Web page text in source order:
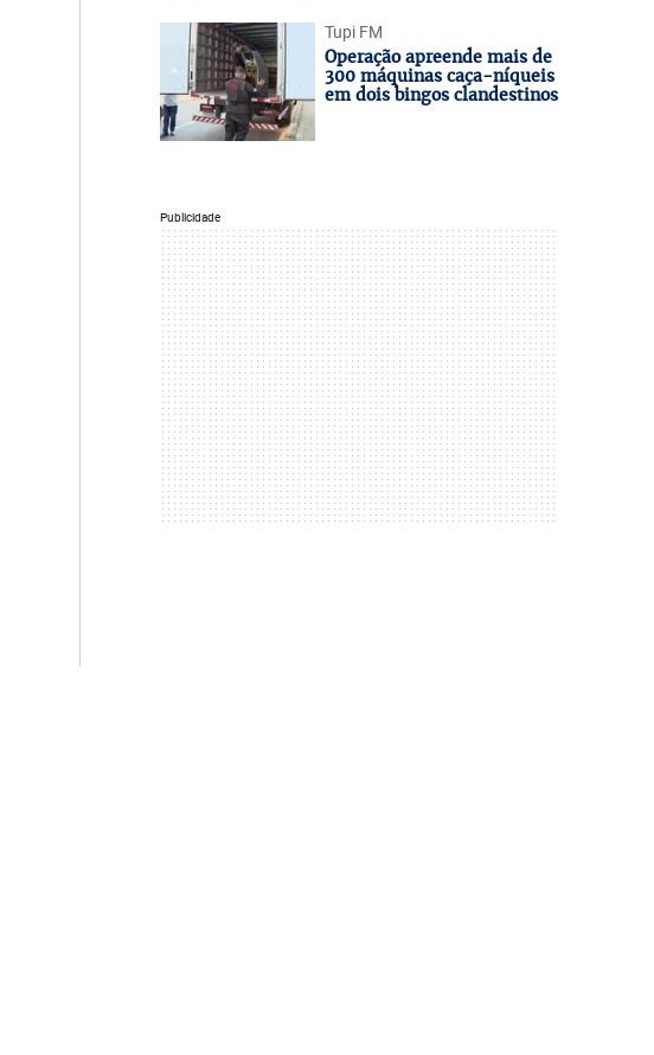
Tupi FM
Operação apreende mais de
300 máquinas caça-níqueis
em dois bingos clandestinos
Publicidade